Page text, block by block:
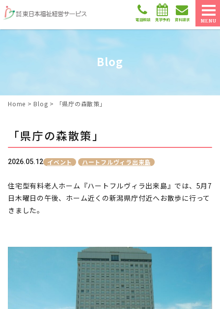
MENU
電話相談 見学予約 資料請求
Blog
Home > Blog > 「県庁の森散策」
「県庁の森散策」
2026.05.12 イベント ハートフルヴィラ出来島
住宅型有料老人ホーム『ハートフルヴィラ出来島』では、5月7
日木曜日の午後、ホーム近くの新潟県庁付近へお散歩に行って
きました。